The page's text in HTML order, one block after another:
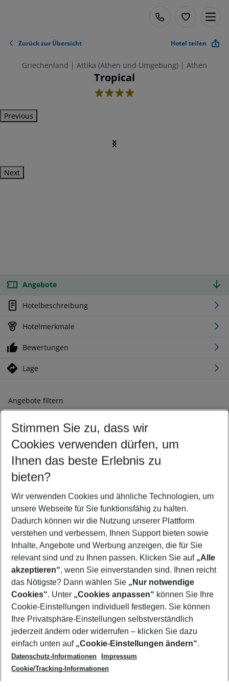
Zurück zur Übersicht Hotel teilen
Griechenland | Attika (Athen und Umgebung) | Athen
Tropical
4
Previous
Next
Angebote
Hotelbeschreibung
Hotelmerkmale
Bewertungen
Lage
Angebote filtern
Ändern Sie Ihre Kriterien nach Ihren Wünschen
Abflughafen wählen
Beliebiger Abflughafen
Reisezeitraum wählen
08.08.26– 06.08.27 5-8 Nächte
2 Erwachsene Keine Kinder
Mehr Filter anzeigen
Footer
Footer navigation
Über uns
AGB
Cookie-Einstellungen ändern
Cookie-Richtlinie
Datenschutz
Service & Hilfe
Barrierefreies Reisen
Check-in
Folgen Sie uns
Stimmen Sie zu, dass wir
Cookies verwenden dürfen, um
Ihnen das beste Erlebnis zu
bieten?
Wir verwenden Cookies und ähnliche Technologien, um
unsere Webseite für Sie funktionsfähig zu halten.
Dadurch können wir die Nutzung unserer Plattform
verstehen und verbessern, Ihnen Support bieten sowie
Inhalte, Angebote und Werbung anzeigen, die für Sie
relevant sind und zu Ihnen passen. Klicken Sie auf „Alle
akzeptieren“, wenn Sie einverstanden sind. Ihnen reicht
das Nötigste? Dann wählen Sie „Nur notwendige
Cookies“. Unter „Cookies anpassen“ können Sie Ihre
Cookie-Einstellungen individuell festlegen. Sie können
Ihre Privatsphäre-Einstellungen selbstverständlich
jederzeit ändern oder widerrufen – klicken Sie dazu
einfach unten auf „Cookie-Einstellungen ändern“.
Datenschutz-Informationen
Impressum
Cookie/Tracking-Informationen